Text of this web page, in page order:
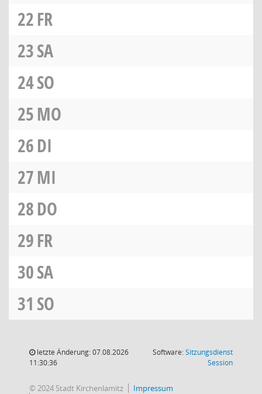
22FR
23SA
24SO
25MO
26DI
27MI
28DO
29FR
30SA
31 SO
letzte Änderung: 07.08.2026
11:30:36
Software:Sitzungsdienst
Session(Wird in
© 2024 Stadt Kirchenlamitz
Impressum